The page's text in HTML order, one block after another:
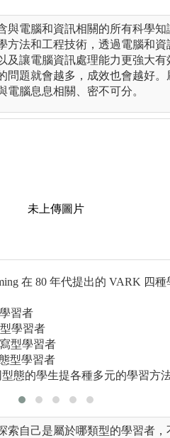
與電腦和資訊相關的所有科學知
方法和工程技術，透過電腦和資
及讓電腦資訊處理能力更強大有
問題就會越多，成效也會越好。
電腦息息相關、密不可分。
未上傳圖片
在 80 年代提出的 VARK 四種
習者
學習者
型學習者
型學習者
態的學生提各種多元的學習方
索自己是屬於哪類型的學習者，